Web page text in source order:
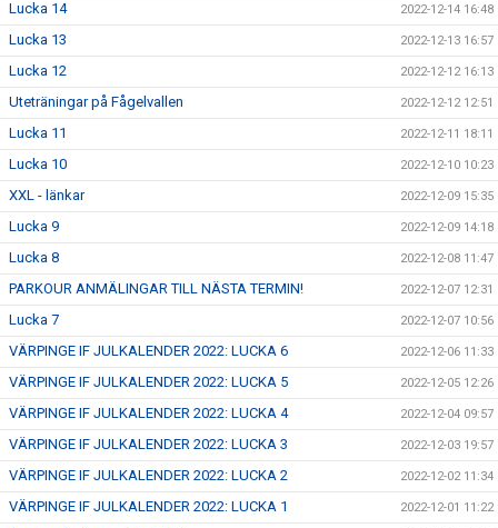
Lucka 14 2022-12-14 16:48
Lucka 13 2022-12-13 16:57
Lucka 12 2022-12-12 16:13
Uteträningar på Fågelvallen 2022-12-12 12:51
Lucka 11 2022-12-11 18:11
Lucka 10 2022-12-10 10:23
XXL - länkar 2022-12-09 15:35
Lucka 9 2022-12-09 14:18
Lucka 8 2022-12-08 11:47
PARKOUR ANMÄLINGAR TILL NÄSTA TERMIN! 2022-12-07 12:31
Lucka 7 2022-12-07 10:56
VÄRPINGE IF JULKALENDER 2022: LUCKA 6 2022-12-06 11:33
VÄRPINGE IF JULKALENDER 2022: LUCKA 5 2022-12-05 12:26
VÄRPINGE IF JULKALENDER 2022: LUCKA 4 2022-12-04 09:57
VÄRPINGE IF JULKALENDER 2022: LUCKA 3 2022-12-03 19:57
VÄRPINGE IF JULKALENDER 2022: LUCKA 2 2022-12-02 11:34
VÄRPINGE IF JULKALENDER 2022: LUCKA 1 2022-12-01 11:22